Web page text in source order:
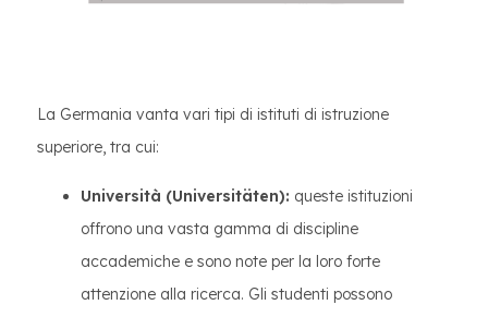
La Germania vanta vari tipi di istituti di istruzione
superiore, tra cui:
Università (Universitäten): queste istituzioni
offrono una vasta gamma di discipline
accademiche e sono note per la loro forte
attenzione alla ricerca. Gli studenti possono